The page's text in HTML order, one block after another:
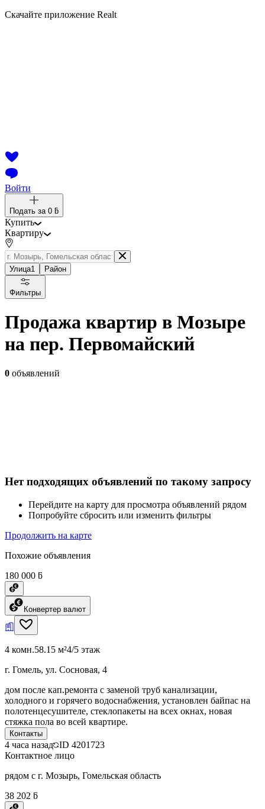
Скачайте приложение Realt
Войти
Подать за 0 ƃ
Купить
Квартиру
Улица1 Район
Фильтры
Продажа квартир в Мозыре
на пер. Первомайский
0 объявлений
Нет подходящих объявлений по такому запросу
Перейдите на карту для просмотра объявлений рядом
Попробуйте сбросить или изменить фильтры
Продолжить на карте
Похожие объявления
180 000 ƃ
Конвертер валют
4 комн.58.15 м²4/5 этаж
г. Гомель, ул. Сосновая, 4
дом после кап.ремонта с заменой труб канализации,
холодного и горячего водоснабжения, установлен байпас на
полотенцесушителе, стеклопакеты на всех окнах, новая
стяжка пола во всей квартире.
Контакты
4 часа назад ID 4201723
Контактное лицо
рядом с г. Мозырь, Гомельская область
38 202 ƃ